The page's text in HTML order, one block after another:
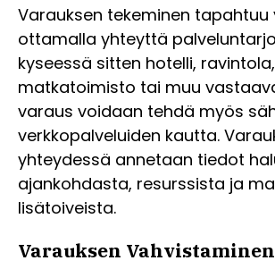
Varauksen tekeminen tapahtuu
ottamalla yhteyttä
kyseessä sitten hotelli, ravintola,
matkatoimisto tai muu
varaus voidaan tehdä myös
verkkopalveluiden kautta.
yhteydessä annetaan tiedot
ajankohdasta, resurssista ja
lisätoiveista.
Varauksen Vahvistaminen